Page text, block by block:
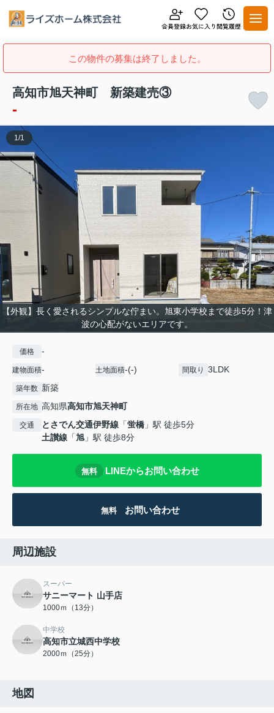
この物件の募集は終了しました。
高知市旭天神町 新築建売③
-
【外観】長く愛されるシンプルな佇まい。旭東小学校まで徒歩5分！津
波の心配がないエリアです。
1/1
価格 -
建物面積- 土地面積-(-) 間取り 3LDK
築年数 新築
所在地 高知県高知市旭天神町
交通 とさでん交通伊野線 「蛍橋 」駅 徒歩5分
土讃線 「旭 」駅 徒歩8分
無料 LINEからお問い合わせ
無料 お問い合わせ
周辺施設
スーパー
サニーマート 山手店
1000ｍ（13分）
中学校
高知市立城西中学校
2000ｍ（25分）
地図